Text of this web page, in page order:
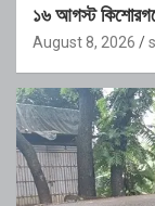
১৬ আগস্ট
August 8, 2026